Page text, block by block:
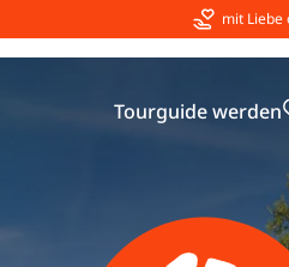
mit
Tourguide werden